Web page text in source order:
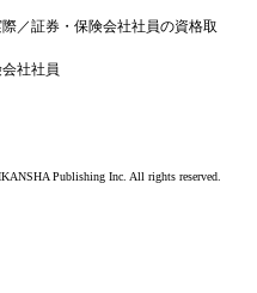
／証券・保険会社社員の資格取
社社員
Publishing Inc. All rights reserved.